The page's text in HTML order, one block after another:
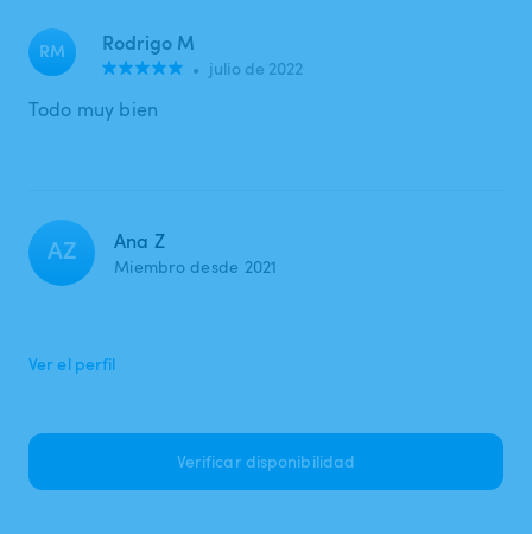
RM Rodrigo M
• julio de 2022
Todo muy bien
AZ Ana Z
Miembro desde 2021
Ver el perfil
Verificar disponibilidad